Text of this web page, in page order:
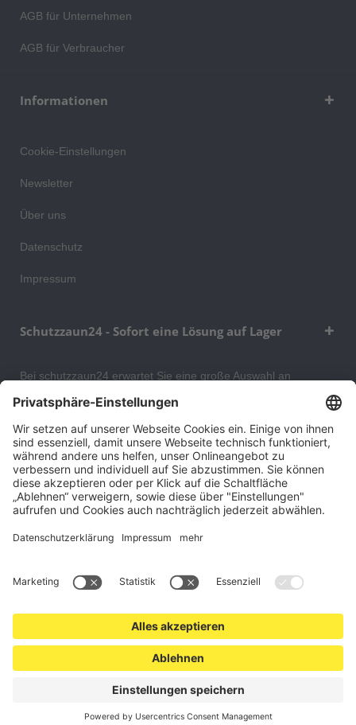
AGB für Unternehmen
AGB für Verbraucher
Informationen
Cookie-Einstellungen
Newsletter
Über uns
Datenschutz
Impressum
Schutzzaun24 - Sofort eine Lösung auf Lager
Bei schutzzaun24 erwartet Sie eine große Auswahl an
Schutzgittern, Schutzeinrichtungen, Absturzsicherungen und
auch Ihr Wohngebäude optimal organisieren und sichern
können. An unserem Versandlager bevorraten wir ein großes
Sortiment von Lagerartikeln, welche innerhalb von 48 Stunden
versandbereit sind.
Cookie-Einstellungen Über uns
freibleibend. Solange der Vorrat reicht.
© 2026 schutzzaun24.at